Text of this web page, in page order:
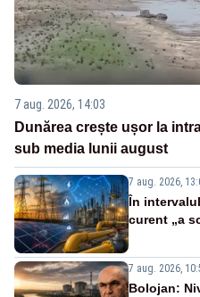
7 aug. 2026, 14:03
Dunărea crește ușor la
sub media lunii august
7 aug. 2026,
În
curent „a
7 aug. 2026,
Bolojan: